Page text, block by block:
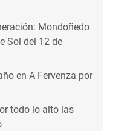
Mondoñedo
Sol del 12 de
en A Fervenza por
todo lo alto las